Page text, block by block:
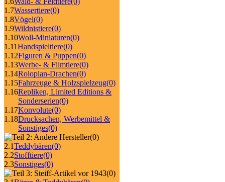
1.7Wassertiere(0)
1.8Vögel(0)
1.9Wildnistiere(0)
1.10Woll-Miniaturen(0)
1.11Handspieltiere(0)
1.12Figuren & Puppen(0)
1.13Werbe- & Filmtiere(0)
1.14Roloplan-Drachen(0)
1.15Fahrzeuge & Holzspielzeug(0)
1.16Repliken, Limited Editions &
Sonderserien(0)
1.17Konvolute(0)
1.18Drucksachen, Werbemittel &
Sonstiges(0)
(0)
2.1Teddybären(0)
2.2Stofftiere(0)
2.3Sonstiges(0)
(0)